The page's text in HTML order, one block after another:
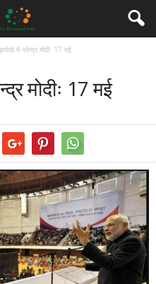
में नरेन्द्र मोदीः 17 मई
मोदीः 17 मई